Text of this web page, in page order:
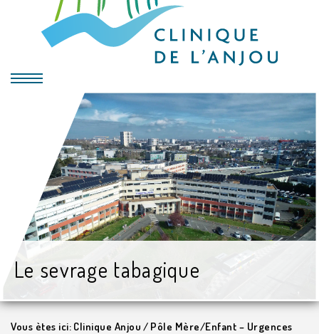
Le sevrage tabagique
Vous ètes ici: Clinique Anjou / Pôle Mère/Enfant – Urgences